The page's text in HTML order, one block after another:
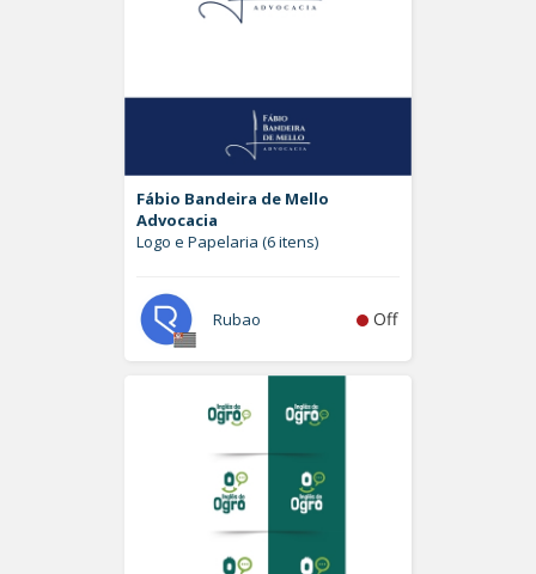
Fábio Bandeira de Mello
Advocacia
Logo e Papelaria (6 itens)
Rubao Off